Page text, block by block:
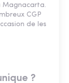
Magnacarta.
CGP
de les
?